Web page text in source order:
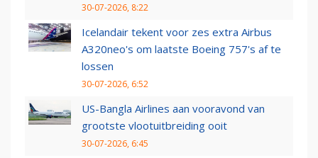
30-07-2026, 8:22
Icelandair tekent voor zes extra Airbus
A320neo's om laatste Boeing 757's af te
lossen
30-07-2026, 6:52
US-Bangla Airlines aan vooravond van
grootste vlootuitbreiding ooit
30-07-2026, 6:45